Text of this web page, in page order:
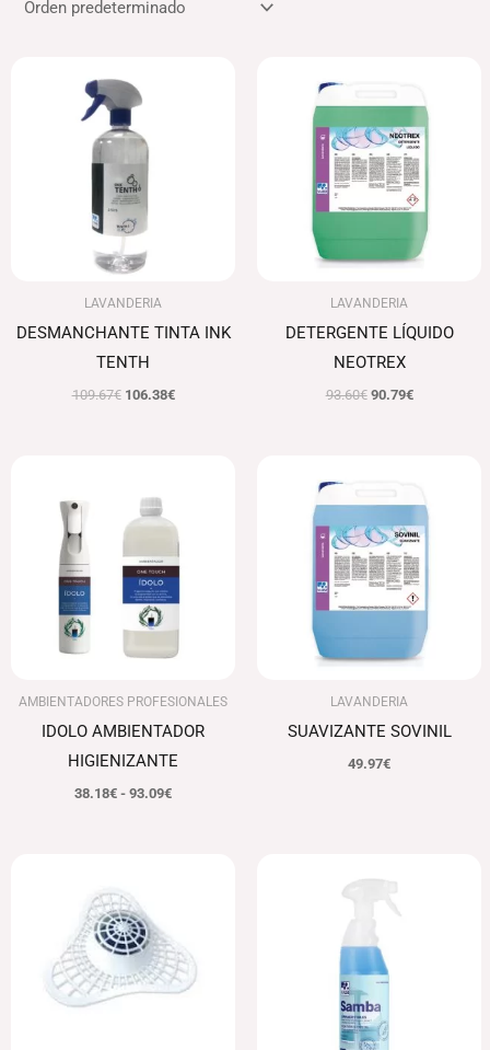
LAVANDERIA
DESMANCHANTE TINTA INK
TENTH
109.67€
precio
original
era:
109.67€.
106.38€
LAVANDERIA
DETERGENTE LÍQUIDO
NEOTREX
93.60€
original
93.60€.
90.79€
actual
90.79€.
AMBIENTADORES PROFESIONALES
IDOLO AMBIENTADOR
HIGIENIZANTE
38.18€ - 93.09€
desde
38.18€
hasta
93.09€
LAVANDERIA
SUAVIZANTE SOVINIL
49.97€
original
era:
92.52€.89.74€.